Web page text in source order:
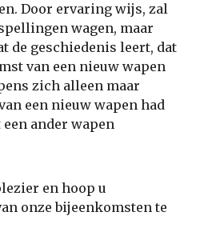
Door ervaring wijs, zal
wagen, maar
de geschiedenis leert, dat
van een nieuw wapen
zich alleen maar
een nieuw wapen had
ander wapen
en hoop u
onze bijeenkomsten te